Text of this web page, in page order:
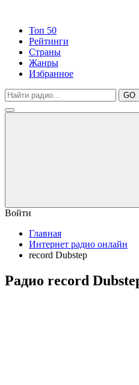
Топ 50
Рейтинги
Страны
Жанры
Избранное
GO
Войти
Главная
Интернет радио онлайн
record Dubstep
Радио record